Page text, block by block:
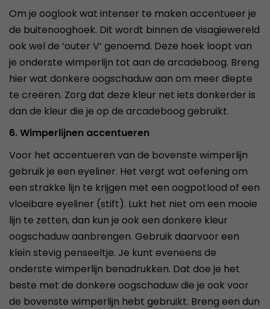
Om je ooglook wat intenser te maken accentueer je
de buitenooghoek. Dit wordt binnen de visagiewereld
ook wel de ‘outer V’ genoemd. Deze hoek loopt van
je onderste wimperlijn tot aan de arcadeboog. Breng
hier wat donkere oogschaduw aan om meer diepte
te creëren. Zorg dat deze kleur net iets donkerder is
dan de kleur die je op de arcadeboog gebruikt.
6. Wimperlijnen accentueren
Voor het accentueren van de bovenste wimperlijn
gebruik je een eyeliner. Het vergt wat oefening om
een strakke lijn te krijgen met een oogpotlood of een
vloeibare eyeliner (stift). Lukt het niet om een mooie
lijn te zetten, dan kun je ook een donkere kleur
oogschaduw aanbrengen. Gebruik daarvoor een
klein stevig penseeltje. Je kunt eveneens de
onderste wimperlijn benadrukken. Dat doe je het
beste met de donkere oogschaduw die je ook voor
de bovenste wimperlijn hebt gebruikt. Breng een dun